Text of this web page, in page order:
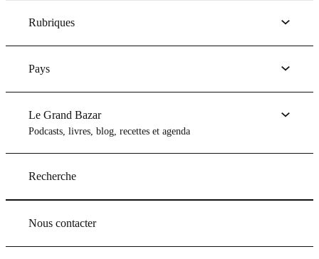
Rubriques
Pays
Le Grand Bazar
Podcasts, livres, blog, recettes et agenda
Recherche
Nous contacter